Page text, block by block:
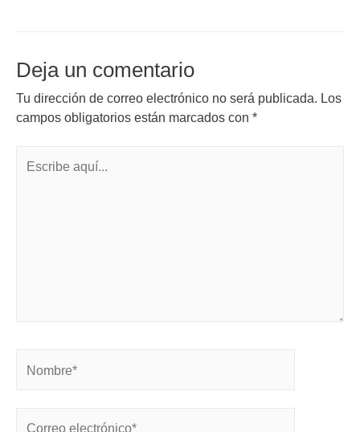
Deja un comentario
Tu dirección de correo electrónico no será publicada. Los
campos obligatorios están marcados con *